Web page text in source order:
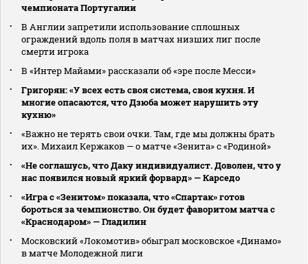
чемпионата Португалии
В Англии запретили использование сплошных
ограждений вдоль поля в матчах низших лиг после
смерти игрока
В «Интер Майами» рассказали об «эре после Месси»
Григорян: «У всех есть своя система, своя кухня. И
многие опасаются, что Дзюба может нарушить эту
кухню»
«Важно не терять свои очки. Там, где мы должны брать
их». Михаил Кержаков — о матче «Зенита» с «Родиной»
«Не соглашусь, что Даку индивидуалист. Доволен, что у
нас появился новый яркий форвард» — Карседо
«Игра с «Зенитом» показала, что «Спартак» готов
бороться за чемпионство. Он будет фаворитом матча с
«Краснодаром» — Гладилин
Московский «Локомотив» обыграл московское «Динамо»
в матче Молодежной лиги